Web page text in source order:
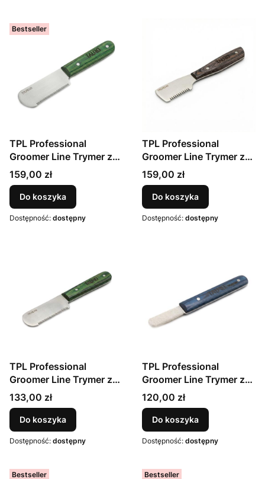
Bestseller
TPL Professional
Groomer Line Trymer z
gęstymi zębami i
drewnianym uchwytem,
zielony, 16cm (37
ząbków)
Cena
159,00 zł
Do koszyka
Dostępność: dostępny
TPL Professional
Groomer Line Trymer z
grubymi zębami i
drewnianym uchwytem,
brązowy, 16cm (11
ząbków)
Cena
159,00 zł
Do koszyka
Dostępność: dostępny
TPL Professional
Groomer Line Trymer z
grubymi zębami i
drewnianym uchwytem,
zielony, 16cm (28
ząbków)
Cena
133,00 zł
Do koszyka
Dostępność: dostępny
TPL Professional
Groomer Line Trymer z
kamieniem, niebieski,
14cm
Cena
120,00 zł
Do koszyka
Dostępność: dostępny
Bestseller Bestseller